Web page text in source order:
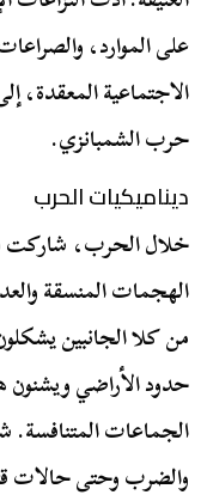
على الموارد،
الاجتماعية المعقدة،
حرب الشمبانزي.
ديناميكيات الحرب
خلال الحرب، شاركت
الهجمات المنسقة
من كلا الجانبين
حدود الأراضي
الجماعات
والضرب وحتى حالات